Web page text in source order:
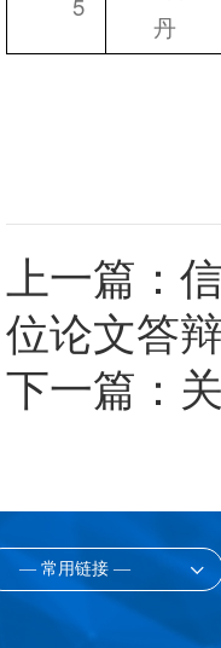
丹
上一篇：
位论文答
下一篇：
— 常用链接 —